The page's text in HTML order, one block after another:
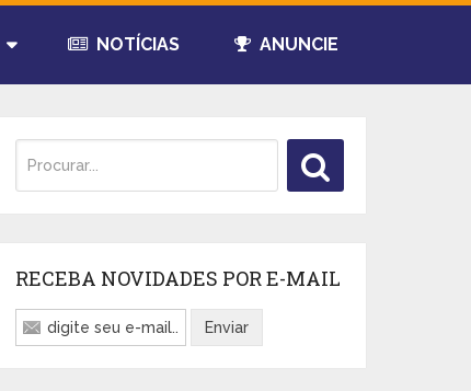
NOTÍCIAS ANUNCIE
RECEBA NOVIDADES POR E-MAIL